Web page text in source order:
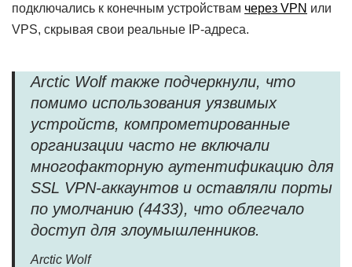
подключались к конечным устройствам через VPN или
VPS, скрывая свои реальные IP-адреса.
Arctic Wolf также подчеркнули, что
помимо использования уязвимых
устройств, компрометированные
организации часто не включали
многофакторную аутентификацию для
SSL VPN-аккаунтов и оставляли порты
по умолчанию (4433), что облегчало
доступ для злоумышленников.
Arctic Wolf